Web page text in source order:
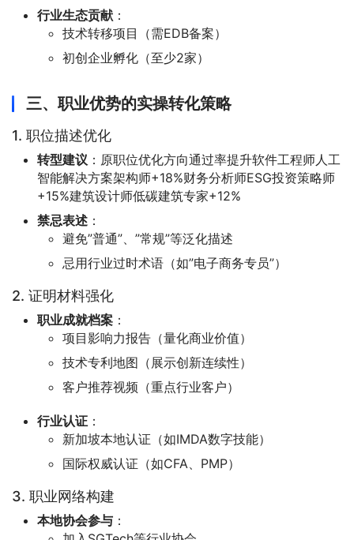
行业生态贡献 ：
技术转移项目（需EDB备案）
初创企业孵化（至少2家）
三、职业优势的实操转化策略
1. 职位描述优化
转型建议 ：原职位优化方向通过率提升软件工程师人工
智能解决方案架构师+18%财务分析师ESG投资策略师
+15%建筑设计师低碳建筑专家+12%
禁忌表述 ：
避免”普通”、”常规”等泛化描述
忌用行业过时术语（如”电子商务专员”）
2. 证明材料强化
职业成就档案 ：
项目影响力报告（量化商业价值）
技术专利地图（展示创新连续性）
客户推荐视频（重点行业客户）
行业认证 ：
新加坡本地认证（如IMDA数字技能）
国际权威认证（如CFA、PMP）
3. 职业网络构建
本地协会参与 ：